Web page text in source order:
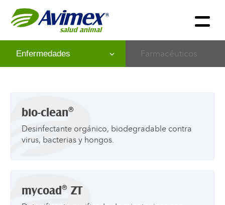
Farmacéuticos
bio-clean®
Desinfectante orgánico, biodegradable contra
virus, bacterias y hongos.
mycoad® ZT